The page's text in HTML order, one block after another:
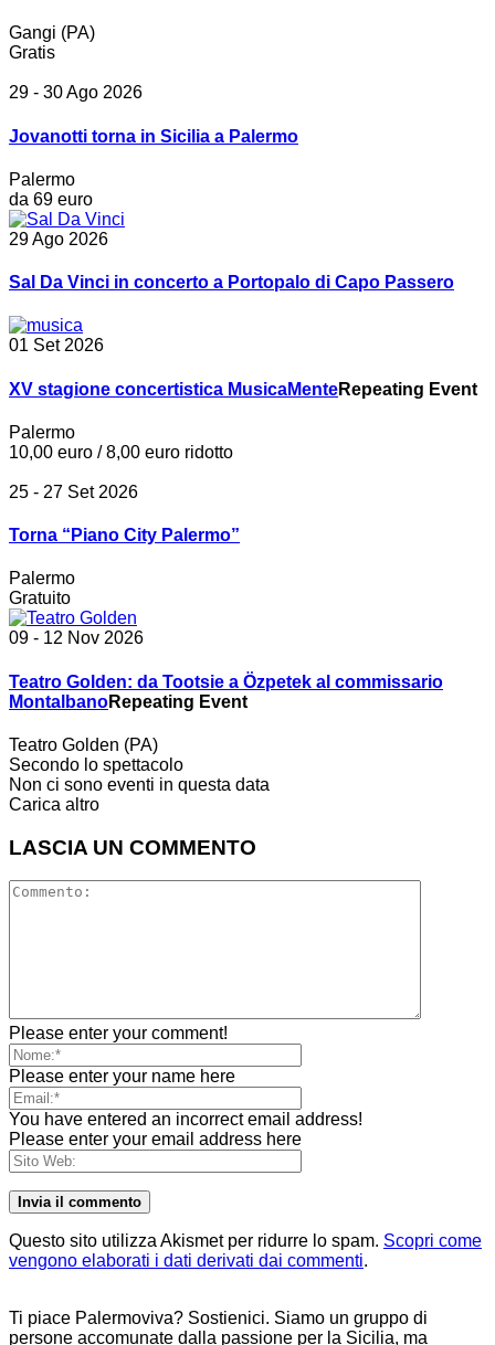
Gangi (PA)
Gratis
29 - 30 Ago 2026
Jovanotti torna in Sicilia a Palermo
Palermo
da 69 euro
29 Ago 2026
Sal Da Vinci in concerto a Portopalo di Capo Passero
01 Set 2026
XV stagione concertistica MusicaMenteRepeating Event
Palermo
10,00 euro / 8,00 euro ridotto
25 - 27 Set 2026
Torna “Piano City Palermo”
Palermo
Gratuito
09 - 12 Nov 2026
Teatro Golden: da Tootsie a Özpetek al commissario
MontalbanoRepeating Event
Teatro Golden (PA)
Secondo lo spettacolo
Non ci sono eventi in questa data
Carica altro
LASCIA UN COMMENTO
Please enter your comment!
Please enter your name here
You have entered an incorrect email address!
Please enter your email address here
Questo sito utilizza Akismet per ridurre lo spam. Scopri come
vengono elaborati i dati derivati dai commenti.
Ti piace Palermoviva? Sostienici. Siamo un gruppo di
persone accomunate dalla passione per la Sicilia, ma